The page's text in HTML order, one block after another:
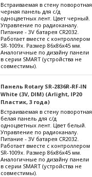
Встраиваемая в стену поворотная
черная панель для с/д
одноцветных лент. Цвет черный.
Управление по радиоканалу.
Питание - 3V батарея CR2032.
Работает вместе с контроллером
SR-1009x. Размер 86х86х45 мм.
Аналогичные по дизайну панели
в серии SMART (устройства не
совместимы).
Панель Rotary SR-2836R-RF-IN
White (3V, DIM) (Arlight, IP20
Пластик, 3 года)
Встраиваемая в стену поворотная
белая панель для с/д
одноцветных лент. Цвет белый.
Управление по радиоканалу.
Питание - 3V батарея CR2032.
Работает вместе с контроллером
SR-1009x. Размер 86х86х45 мм.
Аналогичные по дизайну панели
в серии SMART (устройства не
совместимы).